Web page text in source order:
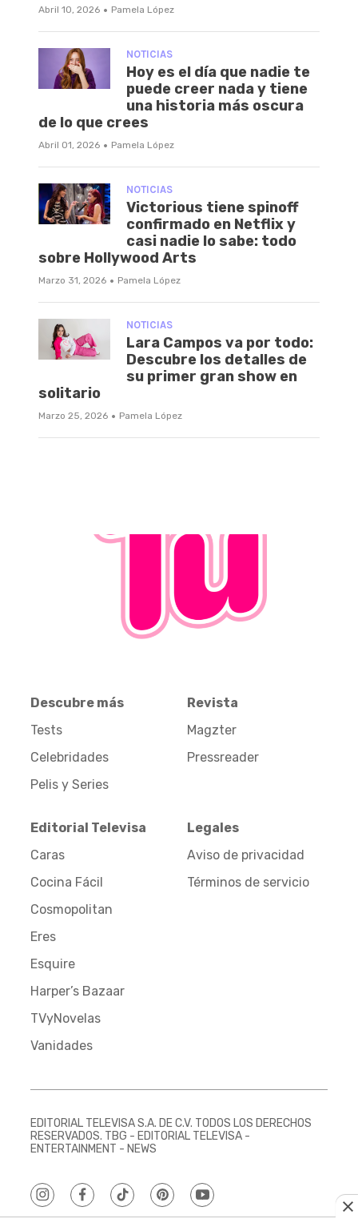
Abril 10, 2026 · Pamela López
NOTICIAS
Hoy es el día que nadie te
puede creer nada y tiene
una historia más oscura
de lo que crees
Abril 01, 2026 · Pamela López
NOTICIAS
Victorious tiene spinoff
confirmado en Netflix y
casi nadie lo sabe: todo
sobre Hollywood Arts
Marzo 31, 2026 · Pamela López
NOTICIAS
Lara Campos va por todo:
Descubre los detalles de
su primer gran show en
solitario
Marzo 25, 2026 · Pamela López
Descubre más
Tests
Celebridades
Pelis y Series
Revista
Magzter
Pressreader
Editorial Televisa
Caras
Cocina Fácil
Cosmopolitan
Eres
Esquire
Harper’s Bazaar
TVyNovelas
Vanidades
Legales
Aviso de privacidad
Términos de servicio
EDITORIAL TELEVISA S.A. DE C.V. TODOS LOS DERECHOS
RESERVADOS. TBG - EDITORIAL TELEVISA -
ENTERTAINMENT - NEWS
instagramfacebooktiktokpinterestyoutube